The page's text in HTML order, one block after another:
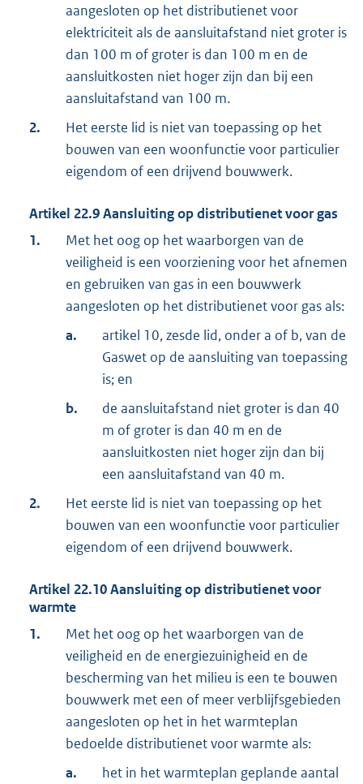
aangesloten op het distributienet voor
elektriciteit als de aansluitafstand niet groter is
dan 100 m of groter is dan 100 m en de
aansluitkosten niet hoger zijn dan bij een
aansluitafstand van 100 m.
2.
Het eerste lid is niet van toepassing op het
bouwen van een woonfunctie voor particulier
eigendom of een drijvend bouwwerk.
Artikel 22.9Aansluiting op distributienet voor gas
1.
Met het oog op het waarborgen van de
veiligheid is een voorziening voor het afnemen
en gebruiken van gas in een bouwwerk
aangesloten op het distributienet voor gas als:
a.
artikel 10, zesde lid, onder a of b, van de
Gaswet op de aansluiting van toepassing
is; en
b.
de aansluitafstand niet groter is dan 40
m of groter is dan 40 m en de
aansluitkosten niet hoger zijn dan bij
een aansluitafstand van 40 m.
2.
Het eerste lid is niet van toepassing op het
bouwen van een woonfunctie voor particulier
eigendom of een drijvend bouwwerk.
Artikel 22.10Aansluiting op distributienet voor
warmte
1.
Met het oog op het waarborgen van de
veiligheid en de energiezuinigheid en de
bescherming van het milieu is een te bouwen
bouwwerk met een of meer verblijfsgebieden
aangesloten op het in het warmteplan
bedoelde distributienet voor warmte als:
a.
het in het warmteplan geplande aantal